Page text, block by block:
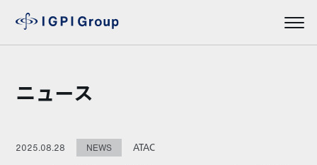
ニュース
2025.08.28 NEWS ATAC